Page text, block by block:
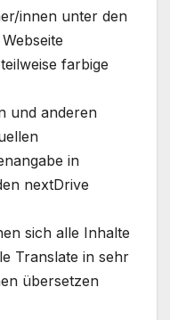
innen unter den
farbige
und anderen
in
nextDrive
sich alle Inhalte
Translate in sehr
übersetzen